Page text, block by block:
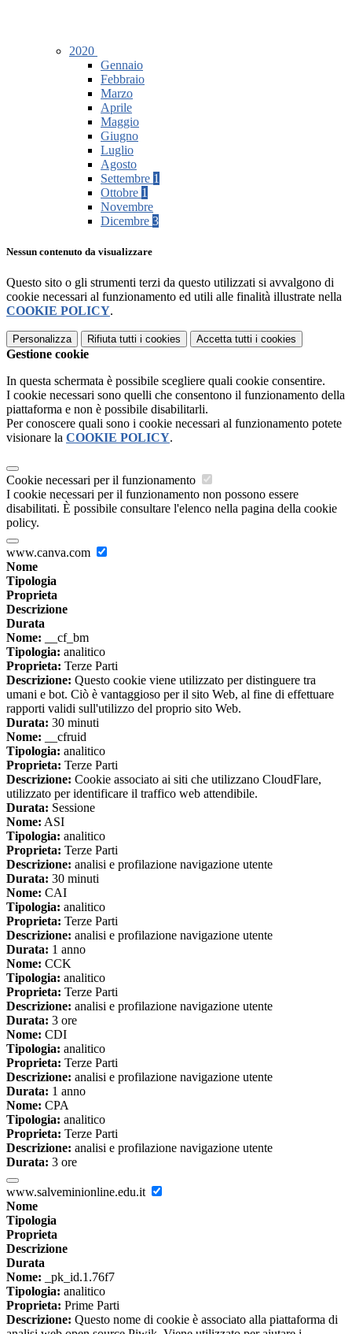
2020
Gennaio
Febbraio
Marzo
Aprile
Maggio
Giugno
Luglio
Agosto
Settembre 1
Ottobre 1
Novembre
Dicembre 3
Nessun contenuto da visualizzare
Questo sito o gli strumenti terzi da questo utilizzati si avvalgono di
cookie necessari al funzionamento ed utili alle finalità illustrate nella
COOKIE POLICY.
Personalizza Rifiuta tutti i cookies Accetta tutti i cookies
Gestione cookie
In questa schermata è possibile scegliere quali cookie consentire.
I cookie necessari sono quelli che consentono il funzionamento della
piattaforma e non è possibile disabilitarli.
Per conoscere quali sono i cookie necessari al funzionamento potete
visionare la COOKIE POLICY.
Cookie necessari per il funzionamento
I cookie necessari per il funzionamento non possono essere
disabilitati. È possibile consultare l'elenco nella pagina della cookie
policy.
www.canva.com
Nome
Tipologia
Proprieta
Descrizione
Durata
Nome: __cf_bm
Tipologia: analitico
Proprieta: Terze Parti
Descrizione: Questo cookie viene utilizzato per distinguere tra
umani e bot. Ciò è vantaggioso per il sito Web, al fine di effettuare
rapporti validi sull'utilizzo del proprio sito Web.
Durata: 30 minuti
Nome: __cfruid
Tipologia: analitico
Proprieta: Terze Parti
Descrizione: Cookie associato ai siti che utilizzano CloudFlare,
utilizzato per identificare il traffico web attendibile.
Durata: Sessione
Nome: ASI
Tipologia: analitico
Proprieta: Terze Parti
Descrizione: analisi e profilazione navigazione utente
Durata: 30 minuti
Nome: CAI
Tipologia: analitico
Proprieta: Terze Parti
Descrizione: analisi e profilazione navigazione utente
Durata: 1 anno
Nome: CCK
Tipologia: analitico
Proprieta: Terze Parti
Descrizione: analisi e profilazione navigazione utente
Durata: 3 ore
Nome: CDI
Tipologia: analitico
Proprieta: Terze Parti
Descrizione: analisi e profilazione navigazione utente
Durata: 1 anno
Nome: CPA
Tipologia: analitico
Proprieta: Terze Parti
Descrizione: analisi e profilazione navigazione utente
Durata: 3 ore
www.salveminionline.edu.it
Nome
Tipologia
Proprieta
Descrizione
Durata
Nome: _pk_id.1.76f7
Tipologia: analitico
Proprieta: Prime Parti
Descrizione: Questo nome di cookie è associato alla piattaforma di